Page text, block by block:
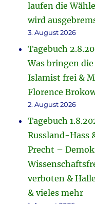
laufen die
wird
3. August 2026
Tagebuch
Was bringen
Islamist frei &
Florence
2. August 2026
Tagebuch
Russland-Hass
Precht –
verboten &
& vieles mehr